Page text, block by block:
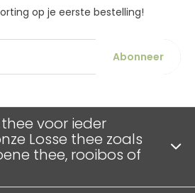
op je eerste bestelling!
Abonneer
voor ieder
Losse thee zoals
thee, rooibos of